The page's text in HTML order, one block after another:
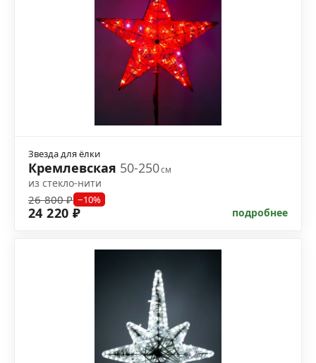
Звезда для ёлки
Кремлевская 50-250см
из стекло-нити
26 800 ₽ −10%
24 220 ₽ подробнее